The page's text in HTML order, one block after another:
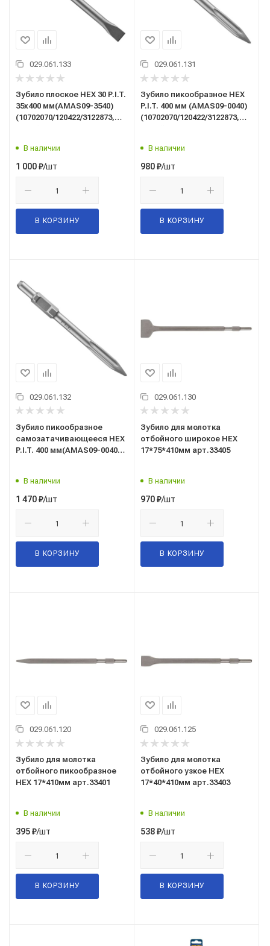
029.061.133
Зубило плоское HEX 30 P.I.T.
35x400 мм(AMAS09-3540)
(10702070/120422/3122873,
В наличии
1 000₽/шт
В КОРЗИНУ
029.061.131
Зубило пикообразное HEX
P.I.T. 400 мм (AMAS09-0040)
(10702070/120422/3122873,
В наличии
980₽/шт
В КОРЗИНУ
029.061.132
Зубило пикообразное
самозатачивающееся HEX
P.I.T. 400 мм(AMAS09-0040S)
В наличии
1 470₽/шт
В КОРЗИНУ
029.061.130
Зубило для молотка
отбойного широкое HEX
17*75*410мм арт.33405
В наличии
970₽/шт
В КОРЗИНУ
029.061.120
Зубило для молотка
отбойного пикообразное
HEX 17*410мм арт.33401
В наличии
395₽/шт
В КОРЗИНУ
029.061.125
Зубило для молотка
отбойного узкое HEX
17*40*410мм арт.33403
В наличии
538₽/шт
В КОРЗИНУ